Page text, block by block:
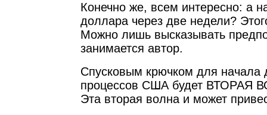
Конечно же, всем интересно: а
доллара через две недели?
Можно лишь высказывать
занимается автор.
Спусковым крючком для начала
процессов США будет ВТОРАЯ
Эта вторая волна и может